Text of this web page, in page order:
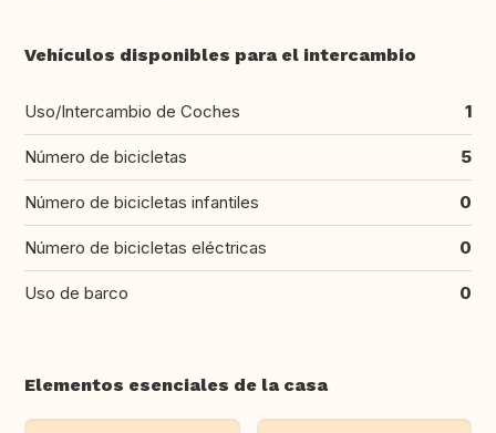
Vehículos disponibles para el intercambio
Uso/Intercambio de Coches 1
Número de bicicletas 5
Número de bicicletas infantiles 0
Número de bicicletas eléctricas 0
Uso de barco 0
Elementos esenciales de la casa